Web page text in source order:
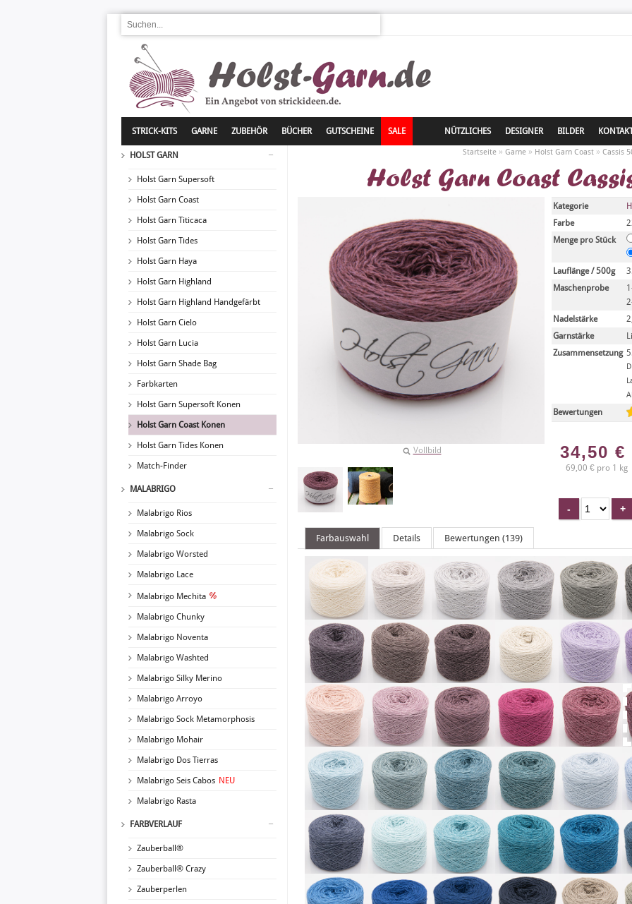
STRICK-KITS GARNE ZUBEHÖR BÜCHER GUTSCHEINE SALE NÜTZLICHES DESIGNER BILDER
HOLST GARN
Holst Garn Supersoft
Holst Garn Coast
Holst Garn Titicaca
Holst Garn Tides
Holst Garn Haya
Holst Garn Highland
Holst Garn Highland Handgefärbt
Holst Garn Cielo
Holst Garn Lucia
Holst Garn Shade Bag
Farbkarten
Holst Garn Supersoft Konen
Holst Garn Coast Konen
Holst Garn Tides Konen
Match-Finder
MALABRIGO
Malabrigo Rios
Malabrigo Sock
Malabrigo Worsted
Malabrigo Lace
Malabrigo Mechita
Malabrigo Chunky
Malabrigo Noventa
Malabrigo Washted
Malabrigo Silky Merino
Malabrigo Arroyo
Malabrigo Sock Metamorphosis
Malabrigo Mohair
Malabrigo Dos Tierras
Malabrigo Seis Cabos NEU
Malabrigo Rasta
FARBVERLAUF
Zauberball®
Zauberball® Crazy
Zauberperlen
Startseite» Garne» Holst Garn Coast» Cassis
Holst Garn Coast
Vollbild
Kategorie
Farbe
Menge pro Stück
Lauflänge / 500g
Maschenprobe
Nadelstärke
Garnstärke
Zusammensetzung
Bewertungen
34,50 €
69,00 € pro 1 kg
Farbauswahl Details Bewertungen (139)